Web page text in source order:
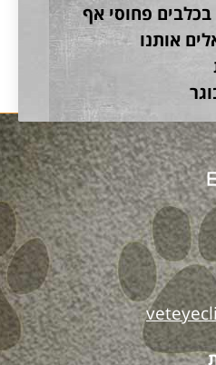
בכלבים פחוסי אף
אותנו